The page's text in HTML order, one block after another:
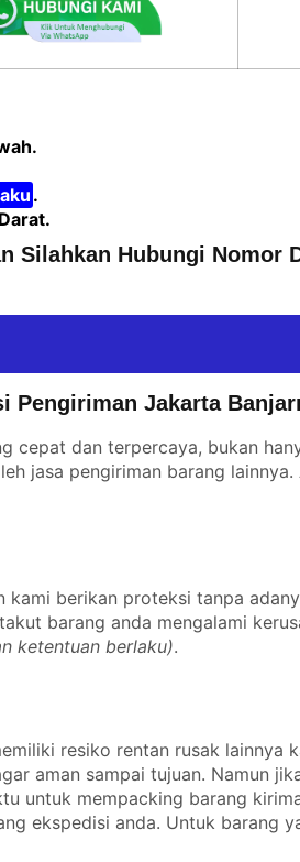
.
Silahkan Hubungi Nomor
Pengiriman Jakarta
cepat dan terpercaya, bukan
jasa pengiriman barang lainnya.
kami berikan proteksi tanpa
barang anda mengalami
ketentuan berlaku).
resiko rentan rusak lainnya
aman sampai tujuan. Namun
untuk mempacking barang
ekspedisi anda. Untuk barang